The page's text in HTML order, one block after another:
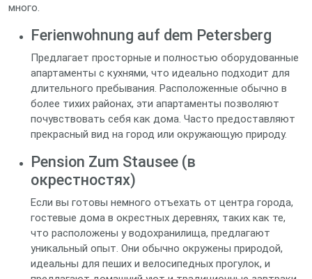
много.
Ferienwohnung auf dem Petersberg
Предлагает просторные и полностью оборудованные
апартаменты с кухнями, что идеально подходит для
длительного пребывания. Расположенные обычно в
более тихих районах, эти апартаменты позволяют
почувствовать себя как дома. Часто предоставляют
прекрасный вид на город или окружающую природу.
Pension Zum Stausee (в
окрестностях)
Если вы готовы немного отъехать от центра города,
гостевые дома в окрестных деревнях, таких как те,
что расположены у водохранилища, предлагают
уникальный опыт. Они обычно окружены природой,
идеальны для пеших и велосипедных прогулок, и